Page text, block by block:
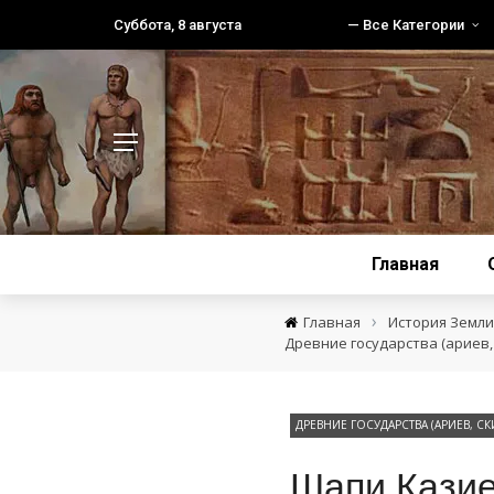
Суббота, 8 августа — Все Категории
Главная
Главная ›
История
Древние государства
ДРЕВНИЕ ГОСУДАРСТВА (АРИЕВ,